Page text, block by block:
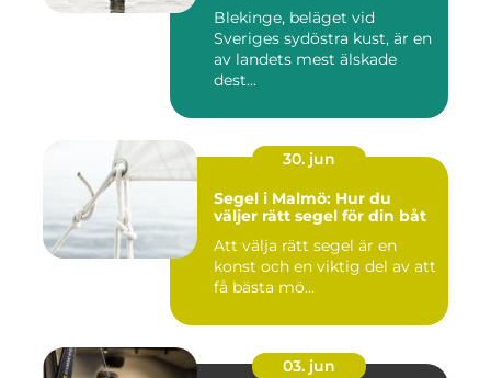
Blekinge, beläget vid
Sveriges sydöstra kust, är en
av landets mest älskade
dest...
30. jun
Segel i Malmö: Hur du
väljer rätt segel för din båt
Att välja rätt segel är en
konst och en viktig del av att
få bästa mö...
03. jun